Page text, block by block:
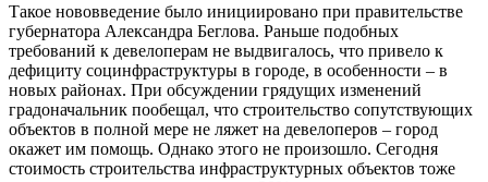
Такое нововведение было инициировано при правительстве
губернатора Александра Беглова. Раньше подобных
требований к девелоперам не выдвигалось, что привело к
дефициту социнфраструктуры в городе, в особенности – в
новых районах. При обсуждении грядущих изменений
градоначальник пообещал, что строительство сопутствующих
объектов в полной мере не ляжет на девелоперов – город
окажет им помощь. Однако этого не произошло. Сегодня
стоимость строительства инфраструктурных объектов тоже